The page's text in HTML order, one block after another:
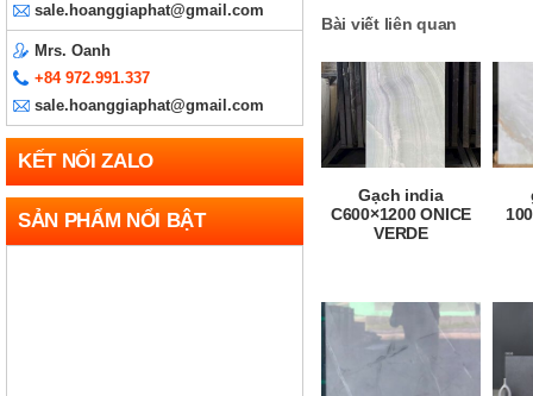
sale.hoanggiaphat@gmail.com
Mrs. Oanh
+84 972.991.337
sale.hoanggiaphat@gmail.com
KẾT NỐI ZALO
SẢN PHẨM NỔI BẬT
Bài viết liên quan
Gạch india
C600×1200 ONICE
VERDE